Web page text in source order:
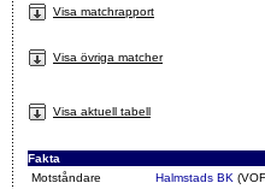
Visa matchrapport
Visa övriga matcher
Visa aktuell tabell
Fakta
Motståndare
Halmstads BK